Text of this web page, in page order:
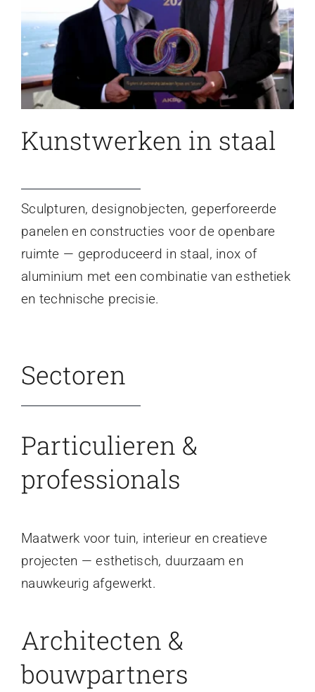
Kunstwerken in staal
Sculpturen, designobjecten, geperforeerde
panelen en constructies voor de openbare
ruimte — geproduceerd in staal, inox of
aluminium met een combinatie van esthetiek
en technische precisie.
Sectoren
Particulieren &
professionals
Maatwerk voor tuin, interieur en creatieve
projecten — esthetisch, duurzaam en
nauwkeurig afgewerkt.
Architecten &
bouwpartners